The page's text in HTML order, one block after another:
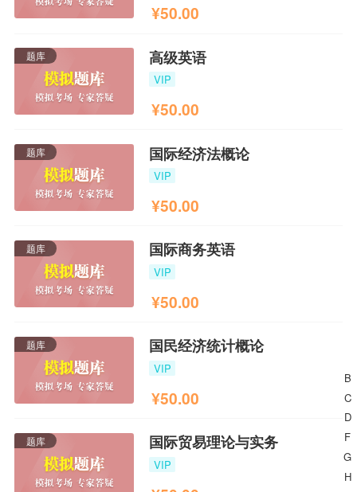
B
C
D
F
G
H
¥50.00
题库 高级英语
VIP
¥50.00
题库 国际经济法概论
VIP
¥50.00
题库 国际商务英语
VIP
¥50.00
题库 国民经济统计概论
VIP
¥50.00
题库 国际贸易理论与实务
VIP